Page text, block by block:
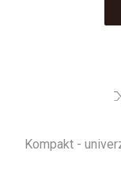
Kompakt -